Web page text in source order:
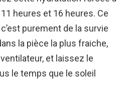
heures et 16 heures. Ce
purement de la survie
la pièce la plus fraiche,
et laissez le
le temps que le soleil